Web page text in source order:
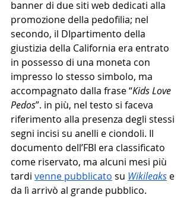
banner di due siti web dedicati alla
promozione della pedofilia; nel
secondo, il DIpartimento della
giustizia della California era entrato
in possesso di una moneta con
impresso lo stesso simbolo, ma
accompagnato dalla frase “Kids Love
Pedos”. in più, nel testo si faceva
riferimento alla presenza degli stessi
segni incisi su anelli e ciondoli. Il
documento dell’FBI era classificato
come riservato, ma alcuni mesi più
tardi venne pubblicato su Wikileaks e
da lì arrivò al grande pubblico.